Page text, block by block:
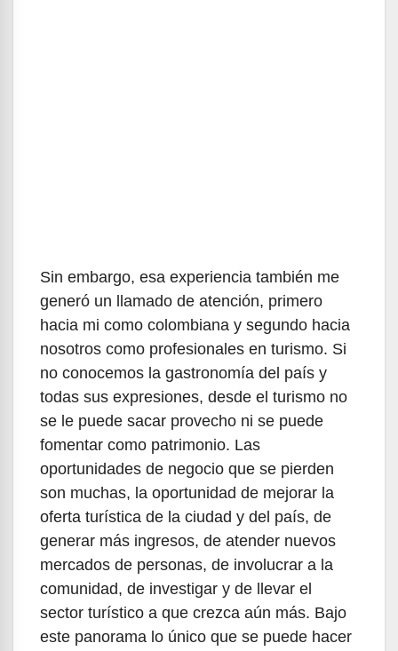
Sin embargo, esa experiencia también me
generó un llamado de atención, primero
hacia mi como colombiana y segundo hacia
nosotros como profesionales en turismo. Si
no conocemos la gastronomía del país y
todas sus expresiones, desde el turismo no
se le puede sacar provecho ni se puede
fomentar como patrimonio. Las
oportunidades de negocio que se pierden
son muchas, la oportunidad de mejorar la
oferta turística de la ciudad y del país, de
generar más ingresos, de atender nuevos
mercados de personas, de involucrar a la
comunidad, de investigar y de llevar el
sector turístico a que crezca aún más. Bajo
este panorama lo único que se puede hacer